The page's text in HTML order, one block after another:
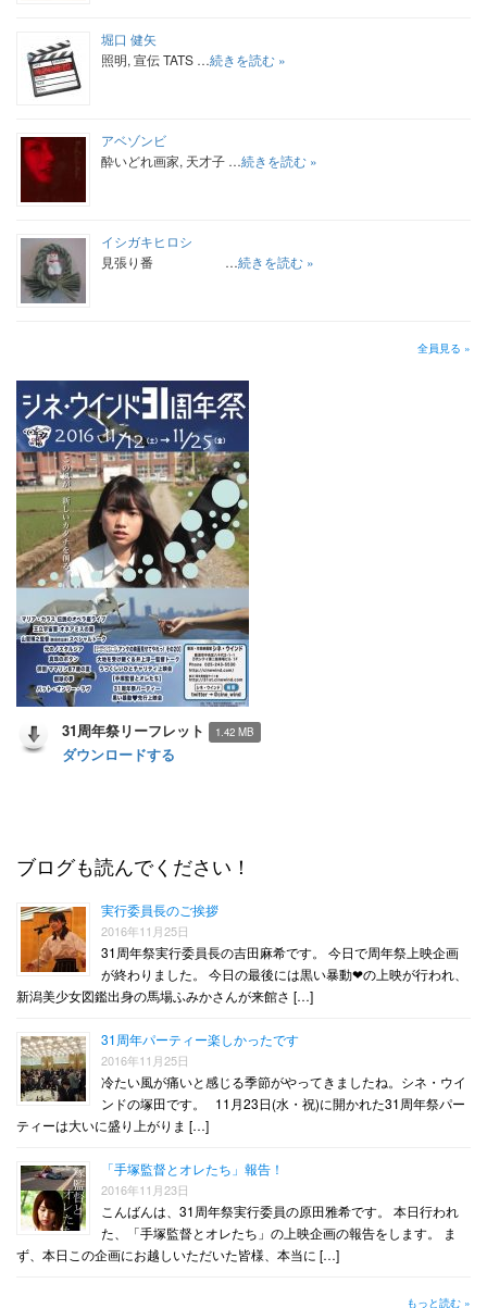
堀口 健矢
照明, 宣伝 TATS …続きを読む »
アベゾンビ
酔いどれ画家, 天才子 …続きを読む »
イシガキヒロシ
見張り番 …続きを読む »
全員見る »
31周年祭リーフレット 1.42 MB
ダウンロードする
ブログも読んでください！
実行委員長のご挨拶
2016年11月25日
31周年祭実行委員長の吉田麻希です。 今日で周年祭上映企画
が終わりました。 今日の最後には黒い暴動❤︎の上映が行われ、
新潟美少女図鑑出身の馬場ふみかさんが来館さ […]
31周年パーティー楽しかったです
2016年11月25日
冷たい風が痛いと感じる季節がやってきましたね。シネ・ウイ
ンドの塚田です。 11月23日(水・祝)に開かれた31周年祭パー
ティーは大いに盛り上がりま […]
「手塚監督とオレたち」報告！
2016年11月23日
こんばんは、31周年祭実行委員の原田雅希です。 本日行われ
た、「手塚監督とオレたち」の上映企画の報告をします。 ま
ず、本日この企画にお越しいただいた皆様、本当に […]
もっと読む »